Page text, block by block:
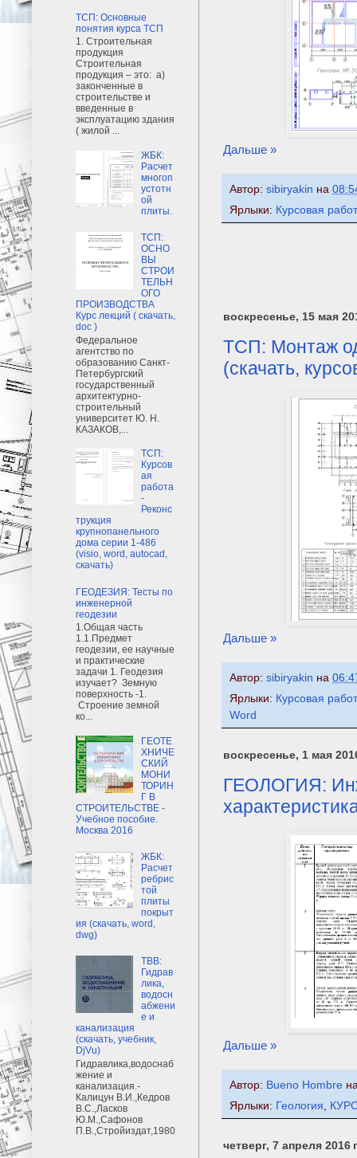
Дальше »
Автор: sibiryakin на
Ярлыки: Курсовая
воскресенье, 15 мая
ТСП: Монтаж
(скачать,
Дальше »
Автор: sibiryakin на
Ярлыки: Курсовая
Word
воскресенье, 1 мая
ГЕОЛОГИЯ:
Дальше »
Автор: Bueno Hombre
Ярлыки: Геология,
четверг, 7 апреля 2016
ТСП: Основные
понятия курса ТСП
1. Строительная
продукция
Строительная
продукция – это: а)
законченные в
строительстве и
введенные в
эксплуатацию здания
( жилой ...
ЖБК:
Расчет
многоп
устотн
ой
плиты.
ТСП:
ОСНО
ВЫ
СТРОИ
ТЕЛЬН
ОГО
ПРОИЗВОДСТВА
Курс лекций ( скачать,
doc )
Федеральное
агентство по
образованию Санкт-
Петербургский
государственный
архитектурно-
строительный
университет Ю. Н.
КАЗАКОВ,...
ТСП:
Курсов
ая
работа
-
Реконс
трукция
крупнопанельного
дома серии 1-486
(visio, word, autocad,
скачать)
ГЕОДЕЗИЯ: Тесты по
инженерной
геодезии
1.Общая часть
1.1.Предмет
геодезии, ее научные
и практические
задачи 1. Геодезия
изучает? Земную
поверхность -1.
Строение земной
ко...
ГЕОТЕ
ХНИЧЕ
СКИЙ
МОНИ
ТОРИН
Г В
СТРОИТЕЛЬСТВЕ -
Учебное пособие.
Москва 2016
ЖБК:
Расчет
ребрис
той
плиты
покрыт
ия (скачать, word,
dwg)
ТВВ:
Гидрав
лика,
водосн
абжени
е и
канализация
(скачать, учебник,
DjVu)
Гидравлика,водоснаб
жение и
канализация.-
Калицун В.И.,Кедров
В.С.,Ласков
Ю.М.,Сафонов
П.В.,Стройиздат,1980